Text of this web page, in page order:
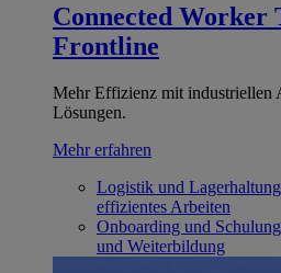
Connected Worker
Frontline
Mehr Effizienz mit industriellen
Lösungen.
Mehr erfahren
Logistik und Lagerhaltung
effizientes Arbeiten
Onboarding und
und Weiterbildung